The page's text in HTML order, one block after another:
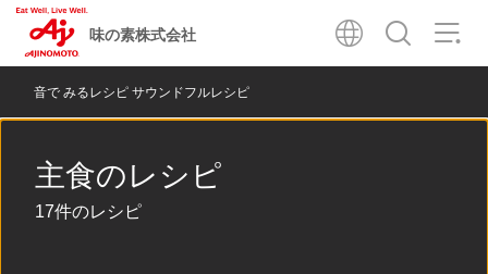
味の素株式会社
音で みるレシピ サウンドフルレシピ
主食のレシピ
17件のレシピ